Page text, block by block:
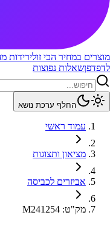
מוצרים במחיר הכי זולירידות
לדפדפןשאלות נפוצות
החלף ערכת נושא
עמוד ראשי
מציאון ותצוגות
אביזרים לכביסה
מק"ט:
M241254